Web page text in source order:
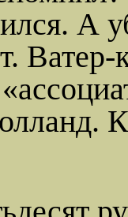
А
. Ватер-
.